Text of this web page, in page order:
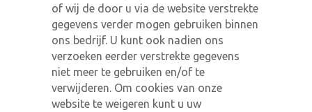
of wij de door u via de website verstrekte
gegevens verder mogen gebruiken binnen
ons bedrijf. U kunt ook nadien ons
verzoeken eerder verstrekte gegevens
niet meer te gebruiken en/of te
verwijderen. Om cookies van onze
website te weigeren kunt u uw